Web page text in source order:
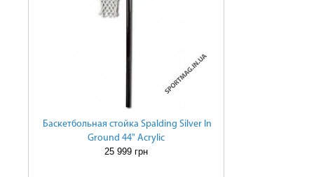
Баскетбольная стойка Spalding Silver In
Ground 44" Acrylic
25 999 грн